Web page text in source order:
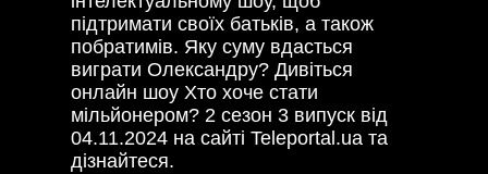
підтримати своїх батьків, а також
побратимів. Яку суму вдасться
виграти Олександру? Дивіться
онлайн шоу Хто хоче стати
мільйонером? 2 сезон 3 випуск від
04.11.2024 на сайті Teleportal.ua та
дізнайтеся.